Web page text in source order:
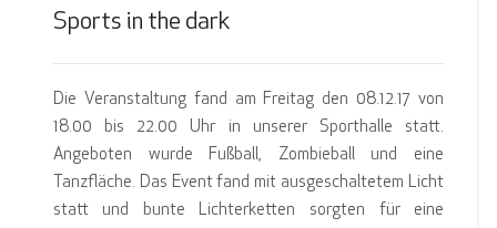
Sports in the dark
Die Veranstaltung fand am Freitag den 08.12.17 von
18.00 bis 22.00 Uhr in unserer Sporthalle statt.
Angeboten wurde Fußball, Zombieball und eine
Tanzfläche. Das Event fand mit ausgeschaltetem Licht
statt und bunte Lichterketten sorgten für eine